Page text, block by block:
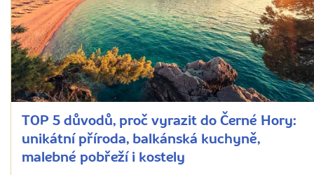
TOP 5 důvodů, proč vyrazit do Černé Hory:
unikátní příroda, balkánská kuchyně,
malebné pobřeží i kostely